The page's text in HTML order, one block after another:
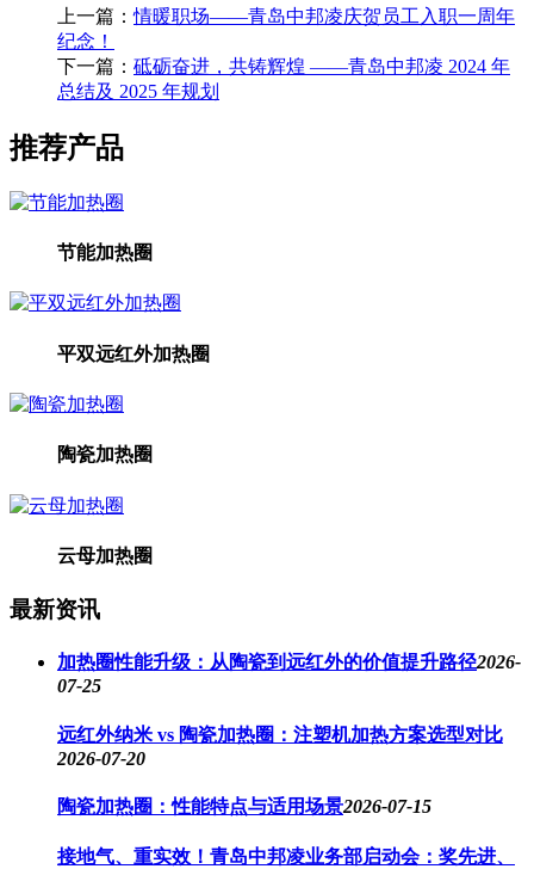
上一篇：情暖职场——青岛中邦凌庆贺员工入职一周年
纪念！
下一篇： 砥砺奋进，共铸辉煌 ——青岛中邦凌 2024 年
总结及 2025 年规划
推荐产品
节能加热圈
平双远红外加热圈
陶瓷加热圈
云母加热圈
最新资讯
加热圈性能升级：从陶瓷到远红外的价值提升路径2026-
07-25
远红外纳米 vs 陶瓷加热圈：注塑机加热方案选型对比
2026-07-20
陶瓷加热圈：性能特点与适用场景2026-07-15
接地气、重实效！青岛中邦凌业务部启动会：奖先进、